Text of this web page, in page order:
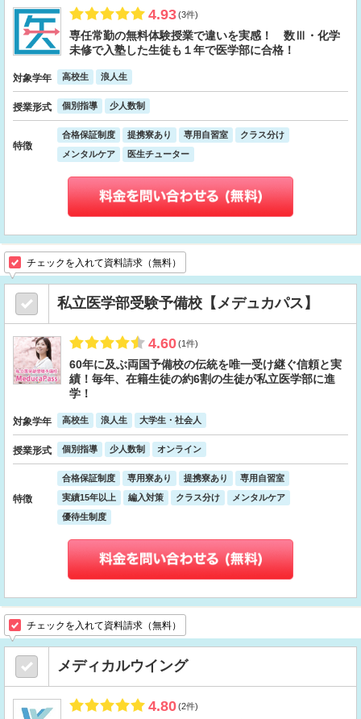
4.93(3件)
専任常勤の無料体験授業で違いを実感！ 数Ⅲ・化学
未修で入塾した生徒も１年で医学部に合格！
対象学年 高校生 浪人生
授業形式 個別指導 少人数制
特徴
合格保証制度 提携寮あり 専用自習室
クラス分け
メンタルケア
医生チューター
チェックを入れて資料請求（無料）
私立医学部受験予備校【メデュカパス】
4.60(1件)
60年に及ぶ両国予備校の伝統を唯一受け継ぐ信頼と実
績！毎年、在籍生徒の約6割の生徒が私立医学部に進
学！
対象学年 高校生 浪人生 大学生・社会人
授業形式 個別指導 少人数制 オンライン
特徴
合格保証制度 専用寮あり 提携寮あり
専用自習室
実績15年以上
編入対策 クラス分け
メンタルケア
優待生制度
チェックを入れて資料請求（無料）
メディカルウイング
4.80(2件)